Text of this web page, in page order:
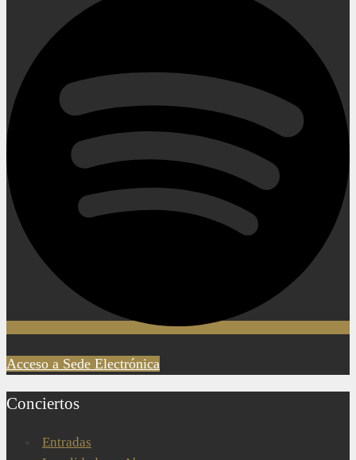
Acceso a Sede Electrónica
Conciertos
Entradas